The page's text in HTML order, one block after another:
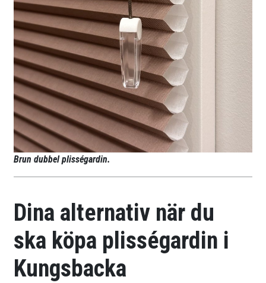
Brun dubbel plisségardin.
Dina alternativ när du
ska köpa plisségardin i
Kungsbacka